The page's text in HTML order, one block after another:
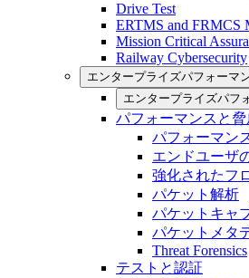
Drive Test
ERTMS and FRMCS
Mission Critical
Railway Cybersecurity
エンタープライズパフォーマ
エンタープライズパフ
パフォーマンスと
パフォーマン
エンドユーザ
強化されたフ
パケット解析
パケットキャ
パケットメタ
Threat Forensics
テストと認証